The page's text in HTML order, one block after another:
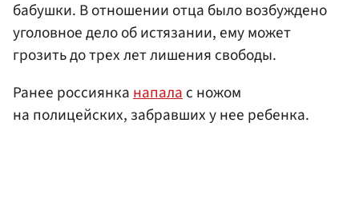
бабушки. В отношении отца было возбуждено
уголовное дело об истязании, ему может
грозить до трех лет лишения свободы.
Ранее россиянканапалас ножом
на полицейских, забравших у нее ребенка.